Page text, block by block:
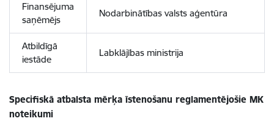
Finansējuma
saņēmējs
Nodarbinātības valsts aģentūra
Atbildīgā
iestāde
Labklājības ministrija
Specifiskā atbalsta mērķa īstenošanu reglamentējošie MK
noteikumi